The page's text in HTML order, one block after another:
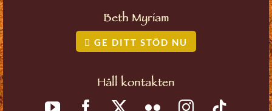
Beth Myriam
GE DITT STÖD NU
Håll kontakten